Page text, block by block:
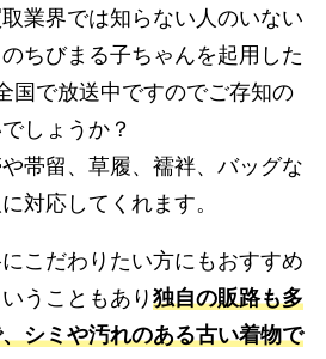
業界では知らない人のいない
ちびまる子ちゃんを起用した
国で放送中ですのでご存知の
しょうか？
帯留、草履、襦袢、バッグな
対応してくれます。
こだわりたい方にもおすすめ
うこともあり 独自の販路も多
シミや汚れのある古い着物で